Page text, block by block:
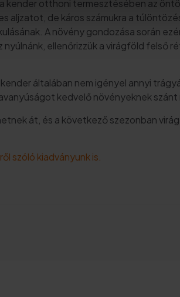
kender otthoni termesztésében az
aljzatot, de káros számukra a
A növény gondozása során
ellenőrizzük a virágföld felső
általában nem igényel annyi
kedvelő növényeknek szánt
át, és a következő szezonban
szóló kiadványunk is.